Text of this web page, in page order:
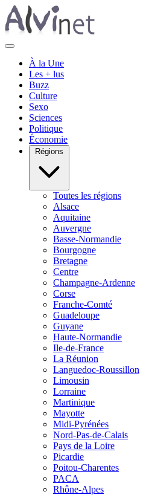
À la Une
Les + lus
Buzz
Culture
Sexo
Sciences
Politique
Économie
Régions
Toutes les régions
Alsace
Aquitaine
Auvergne
Basse-Normandie
Bourgogne
Bretagne
Centre
Champagne-Ardenne
Corse
Franche-Comté
Guadeloupe
Guyane
Haute-Normandie
Ile-de-France
La Réunion
Languedoc-Roussillon
Limousin
Lorraine
Martinique
Mayotte
Midi-Pyrénées
Nord-Pas-de-Calais
Pays de la Loire
Picardie
Poitou-Charentes
PACA
Rhône-Alpes